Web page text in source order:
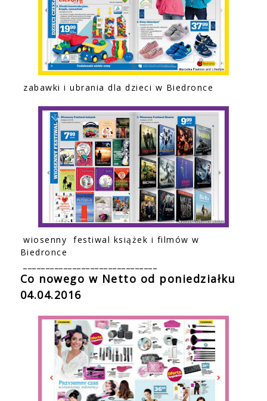
zabawki i ubrania dla dzieci w Biedronce
wiosenny festiwal książek i filmów w
Biedronce
Co nowego w Netto od poniedziałku
04.04.2016